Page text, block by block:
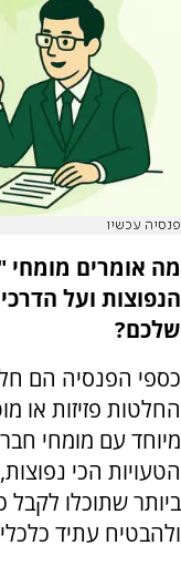
פנסיה עכשיו
מה אומרים מומחי
הנפוצות ועל
שלכם?
כספי הפנסיה הם
החלטות פזיזות או
מיוחד עם מומחי
הטעויות הכי
ביותר שתוכלו
ולהבטיח עתיד כלכלי